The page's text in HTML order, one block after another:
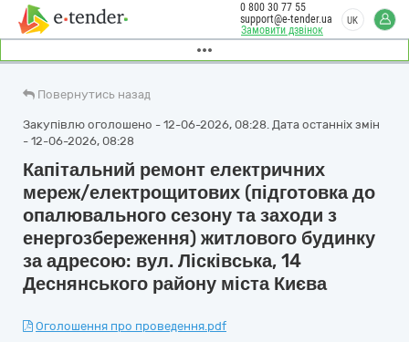
Замовити дзвінок
0 800 30 77 55
support@e-tender.ua
UK
Повернутись назад
Закупівлю оголошено - 12-06-2026, 08:28. Дата останніх змін
- 12-06-2026, 08:28
Капітальний ремонт електричних
мереж/електрощитових (підготовка до
опалювального сезону та заходи з
енергозбереження) житлового будинку
за адресою: вул. Лісківська, 14
Деснянського району міста Києва
Оголошення про проведення.pdf